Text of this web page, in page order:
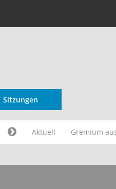
Sitzungen
Aktuell Gremium